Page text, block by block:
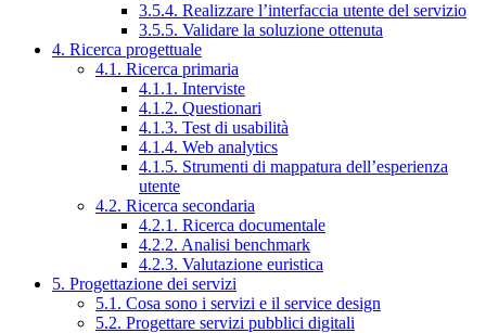
3.5.4. Realizzare l’interfaccia utente del servizio
3.5.5. Validare la soluzione ottenuta
4. Ricerca progettuale
4.1. Ricerca primaria
4.1.1. Interviste
4.1.2. Questionari
4.1.3. Test di usabilità
4.1.4. Web analytics
4.1.5. Strumenti di mappatura dell’esperienza
utente
4.2. Ricerca secondaria
4.2.1. Ricerca documentale
4.2.2. Analisi benchmark
4.2.3. Valutazione euristica
5. Progettazione dei servizi
5.1. Cosa sono i servizi e il service design
5.2. Progettare servizi pubblici digitali